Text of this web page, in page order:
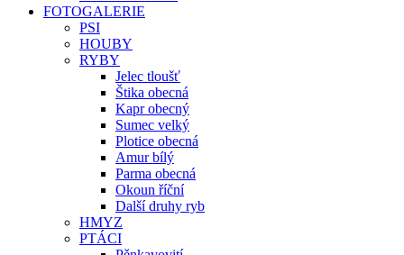
FOTOGALERIE
PSI
HOUBY
RYBY
Jelec tloušť
Štika obecná
Kapr obecný
Sumec velký
Plotice obecná
Amur bílý
Parma obecná
Okoun říční
Další druhy ryb
HMYZ
PTÁCI